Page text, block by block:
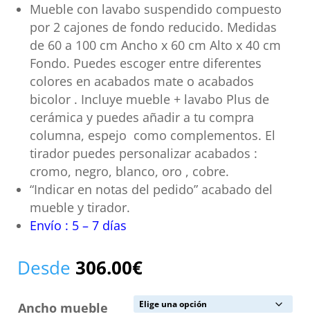
Mueble con lavabo suspendido compuesto
por 2 cajones de fondo reducido. Medidas
de 60 a 100 cm Ancho x 60 cm Alto x 40 cm
Fondo. Puedes escoger entre diferentes
colores en acabados mate o acabados
bicolor . Incluye mueble + lavabo Plus de
cerámica y puedes añadir a tu compra
columna, espejo como complementos. El
tirador puedes personalizar acabados :
cromo, negro, blanco, oro , cobre.
“Indicar en notas del pedido” acabado del
mueble y tirador.
Envío : 5 – 7 días
Desde 306.00€
Ancho mueble